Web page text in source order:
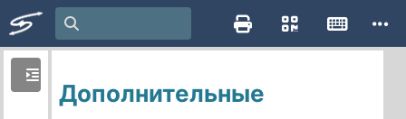
Дополнительные